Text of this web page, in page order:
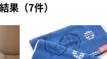
果（7件）